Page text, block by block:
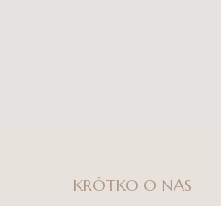
KRÓTKO O NAS